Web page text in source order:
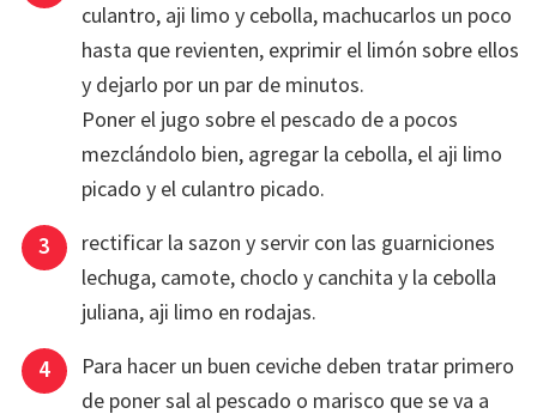
culantro, aji limo y cebolla, machucarlos un poco
hasta que revienten, exprimir el limón sobre ellos
y dejarlo por un par de minutos.
Poner el jugo sobre el pescado de a pocos
mezclándolo bien, agregar la cebolla, el aji limo
picado y el culantro picado.
rectificar la sazon y servir con las guarniciones
lechuga, camote, choclo y canchita y la cebolla
juliana, aji limo en rodajas.
Para hacer un buen ceviche deben tratar primero
de poner sal al pescado o marisco que se va a